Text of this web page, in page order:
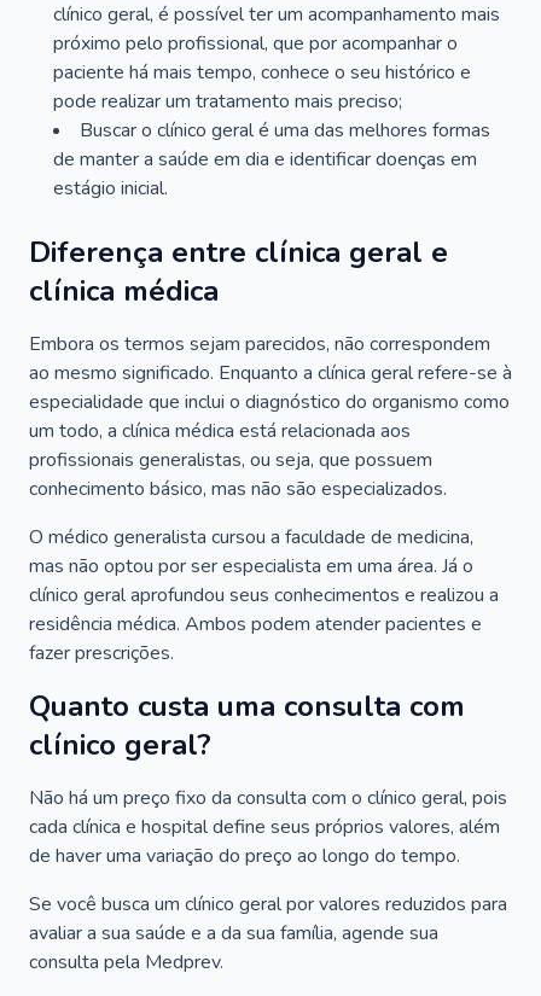
clínico geral, é possível ter um acompanhamento mais
próximo pelo profissional, que por acompanhar o
paciente há mais tempo, conhece o seu histórico e
pode realizar um tratamento mais preciso;
Buscar o clínico geral é uma das melhores formas
de manter a saúde em dia e identificar doenças em
estágio inicial.
Diferença entre clínica geral e
clínica médica
Embora os termos sejam parecidos, não correspondem
ao mesmo significado. Enquanto a clínica geral refere-se à
especialidade que inclui o diagnóstico do organismo como
um todo, a clínica médica está relacionada aos
profissionais generalistas, ou seja, que possuem
conhecimento básico, mas não são especializados.
O médico generalista cursou a faculdade de medicina,
mas não optou por ser especialista em uma área. Já o
clínico geral aprofundou seus conhecimentos e realizou a
residência médica. Ambos podem atender pacientes e
fazer prescrições.
Quanto custa uma consulta com
clínico geral?
Não há um preço fixo da consulta com o clínico geral, pois
cada clínica e hospital define seus próprios valores, além
de haver uma variação do preço ao longo do tempo.
Se você busca um clínico geral por valores reduzidos para
avaliar a sua saúde e a da sua família, agende sua
consulta pela Medprev.